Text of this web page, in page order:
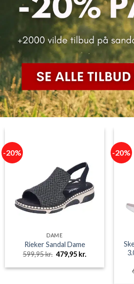
-20%
DAME
Rieker Sandal Dame
599,95kr. Den
oprindelige
pris
479,95 kr.
pris
-20%